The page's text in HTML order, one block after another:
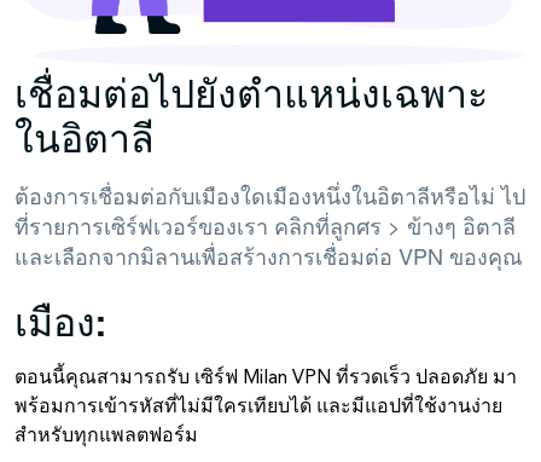
เชื่อมต่อไปยังตำแหน่งเฉพาะ
ในอิตาลี
ต้องการเชื่อมต่อกับเมืองใดเมืองหนึ่งในอิตาลีหรือไม่ ไป
ที่รายการเซิร์ฟเวอร์ของเรา คลิกที่ลูกศร > ข้างๆ อิตาลี
และเลือกจากมิลานเพื่อสร้างการเชื่อมต่อ VPN ของคุณ
เมือง:
ตอนนี้คุณสามารถรับ เซิร์ฟ Milan VPN ที่รวดเร็ว ปลอดภัย มา
พร้อมการเข้ารหัสที่ไม่มีใครเทียบได้ และมีแอปที่ใช้งานง่าย
สำหรับทุกแพลตฟอร์ม